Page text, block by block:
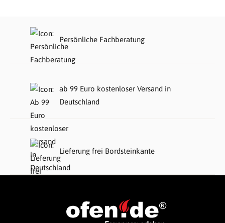
Persönliche Fachberatung
ab 99 Euro kostenloser Versand in
Deutschland
Lieferung frei Bordsteinkante